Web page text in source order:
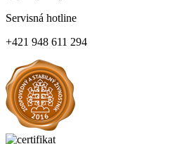
Servisná hotline
+421 948 611 294